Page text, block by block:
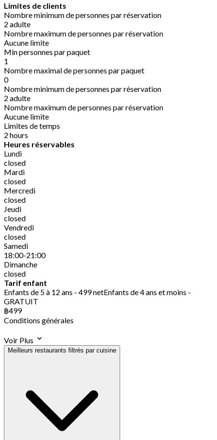
Limites de clients
Nombre minimum de personnes par réservation
2 adulte
Nombre maximum de personnes par réservation
Aucune limite
Min personnes par paquet
1
Nombre maximal de personnes par paquet
0
Nombre minimum de personnes par réservation
2 adulte
Nombre maximum de personnes par réservation
Aucune limite
Limites de temps
2 hours
Heures réservables
Lundi
closed
Mardi
closed
Mercredi
closed
Jeudi
closed
Vendredi
closed
Samedi
18:00-21:00
Dimanche
closed
Tarif enfant
Enfants de 5 à 12 ans - 499 netEnfants de 4 ans et moins -
GRATUIT
฿499
Conditions générales
Voir Plus
Meilleurs restaurants filtrés par cuisine